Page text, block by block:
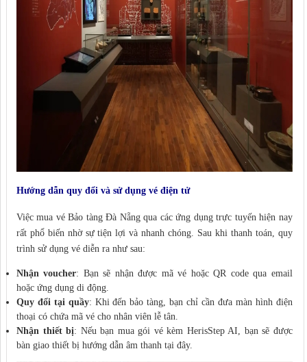
Hướng dẫn quy đổi và sử dụng vé điện tử
Việc mua vé Bảo tàng Đà Nẵng qua các ứng dụng trực tuyến hiện nay
rất phổ biến nhờ sự tiện lợi và nhanh chóng. Sau khi thanh toán, quy
trình sử dụng vé diễn ra như sau:
Nhận voucher: Bạn sẽ nhận được mã vé hoặc QR code qua email
hoặc ứng dụng di động.
Quy đổi tại quầy: Khi đến bảo tàng, bạn chỉ cần đưa màn hình điện
thoại có chứa mã vé cho nhân viên lễ tân.
Nhận thiết bị: Nếu bạn mua gói vé kèm HerisStep AI, bạn sẽ được
bàn giao thiết bị hướng dẫn âm thanh tại đây.